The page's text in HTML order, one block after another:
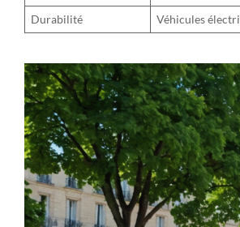
Durabilité
Véhicules